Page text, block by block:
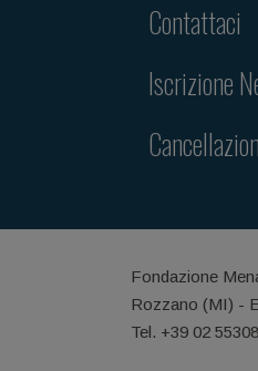
Contattaci
Iscrizione
Fondazione
Rozzano (MI) -
Tel. +39 02